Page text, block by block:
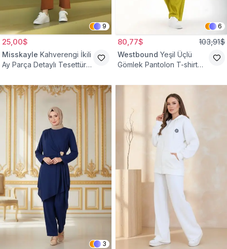
9
25,00$
Misskayle Kahverengi İkili
Ay Parça Detaylı Tesettür
6
80,77$ 103,91$
Westbound Yeşil Üçlü
Gömlek Pantolon T-shirt
3